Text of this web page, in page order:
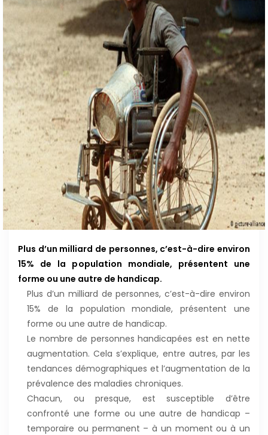
Plus d’un milliard de personnes, c’est-à-dire environ
15% de la population mondiale, présentent une
forme ou une autre de handicap.
Plus d’un milliard de personnes, c’est-à-dire environ
15% de la population mondiale, présentent une
forme ou une autre de handicap.
Le nombre de personnes handicapées est en nette
augmentation. Cela s’explique, entre autres, par les
tendances démographiques et l’augmentation de la
prévalence des maladies chroniques.
Chacun, ou presque, est susceptible d’être
confronté une forme ou une autre de handicap –
temporaire ou permanent – à un moment ou à un